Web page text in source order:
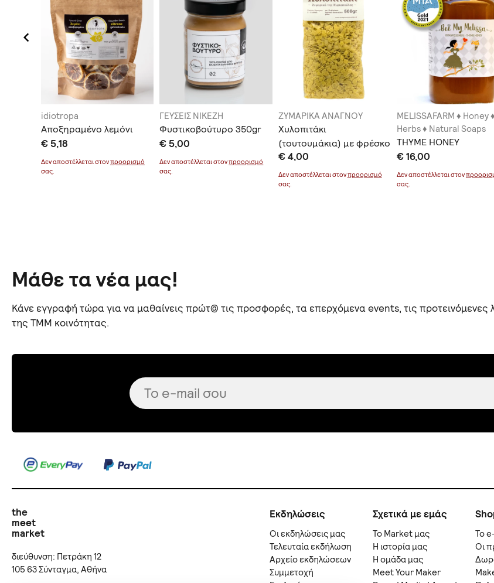
idiotropa
Αποξηραμένο λεμόνι
€ 5,18
Δεν αποστέλλεται στονπροορισμό
σας.
ΓΕΥΣΕΙΣ ΝΙΚΕΖΗ
Φυστικοβούτυρο 350gr
€ 5,00
Δεν αποστέλλεται στονπροορισμό
σας.
ΖΥΜΑΡΙΚΑ ΑΝΑΓΝΟΥ
Χυλοπιτάκι
(τουτουμάκια) με φρέσκο
κατσικίσιο γάλα και αυγά
€ 4,00
Δεν αποστέλλεται στονπροορισμό
σας.
MELISSAFARM ♦ Honey ♦
Herbs ♦ Natural Soaps
THYME HONEY
€ 16,00
Δεν αποστέλλεται στον
σας.
Μάθε τα νέα μας!
Κάνε εγγραφή τώρα για να μαθαίνεις πρώτ@ τις προσφορές, τα επερχόμενα events, τις προτεινόμενες
της TMM κοινότητας.
the
meet
market
διεύθυνση: Πετράκη 12
105 63 Σύνταγμα, Αθήνα
Εκδηλώσεις
Οι εκδηλώσεις μας
Τελευταία εκδήλωση
Αρχείο εκδηλώσεων
Συμμετοχή
Σχετικά με εμάς
Το Market μας
Η ιστορία μας
Η ομάδα μας
Meet Your Maker
Το
Οι